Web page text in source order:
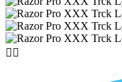
 